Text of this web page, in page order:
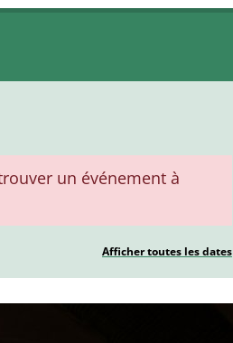
un événement à
Afficher toutes les dates